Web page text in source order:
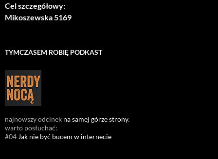
Cel szczegółowy:
Mikoszewska 5169
TYMCZASEM ROBIĘ PODKAST
najnowszy odcinek na samej górze strony.
warto posłuchać:
#04 Jak nie być bucem w internecie